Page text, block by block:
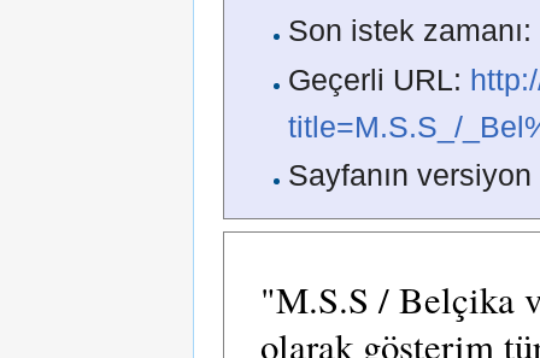
Son istek
Geçerli URL:
title=M.S.S_/
Sayfanın
"M.S.S / Belçika
olarak gösterim